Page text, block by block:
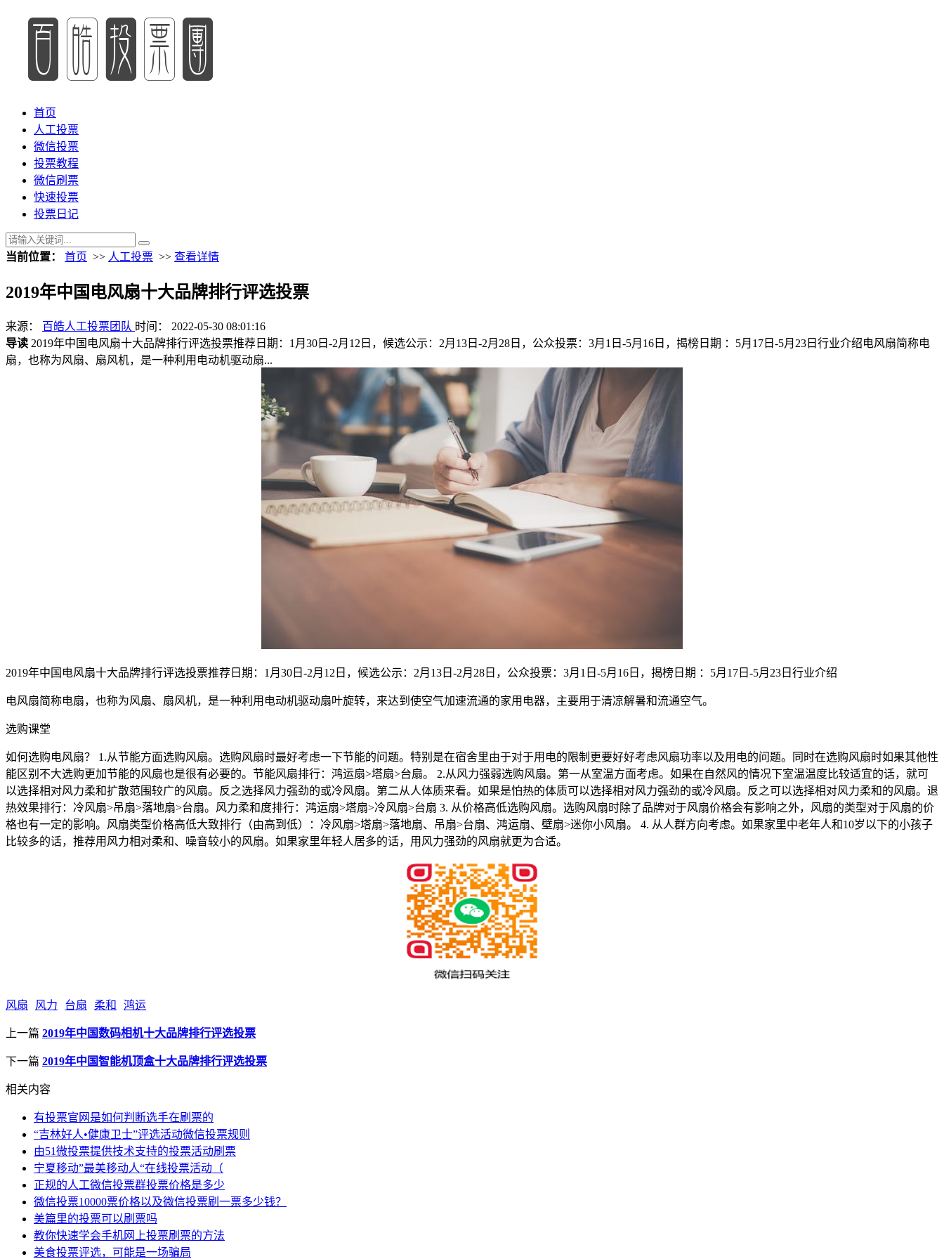
首页
人工投票
微信投票
投票教程
微信刷票
快速投票
投票日记
当前位置： 首页 >> 人工投票 >> 查看详情
2019年中国电风扇十大品牌排行评选投票
来源： 百皓人工投票团队 时间： 2022-05-30 08:01:16
导读 2019年中国电风扇十大品牌排行评选投票推荐日期：1月30日-2月12日，候选公示：2月13日-2月28日，公众投票：3月1日-5月16日，揭榜日期 ：5月17日-5月23日行业介绍电风扇简称电
扇，也称为风扇、扇风机，是一种利用电动机驱动扇...
2019年中国电风扇十大品牌排行评选投票推荐日期：1月30日-2月12日，候选公示：2月13日-2月28日，公众投票：3月1日-5月16日，揭榜日期 ：5月17日-5月23日行业介绍
电风扇简称电扇，也称为风扇、扇风机，是一种利用电动机驱动扇叶旋转，来达到使空气加速流通的家用电器，主要用于清凉解暑和流通空气。
选购课堂
如何选购电风扇？ 1.从节能方面选购风扇。选购风扇时最好考虑一下节能的问题。特别是在宿舍里由于对于用电的限制更要好好考虑风扇功率以及用电的问题。同时在选购风扇时如果其他性
能区别不大选购更加节能的风扇也是很有必要的。节能风扇排行：鸿运扇>塔扇>台扇。 2.从风力强弱选购风扇。第一从室温方面考虑。如果在自然风的情况下室温温度比较适宜的话，就可
以选择相对风力柔和扩散范围较广的风扇。反之选择风力强劲的或冷风扇。第二从人体质来看。如果是怕热的体质可以选择相对风力强劲的或冷风扇。反之可以选择相对风力柔和的风扇。退
热效果排行：冷风扇>吊扇>落地扇>台扇。风力柔和度排行：鸿运扇>塔扇>冷风扇>台扇 3. 从价格高低选购风扇。选购风扇时除了品牌对于风扇价格会有影响之外，风扇的类型对于风扇的价
格也有一定的影响。风扇类型价格高低大致排行（由高到低）：冷风扇>塔扇>落地扇、吊扇>台扇、鸿运扇、壁扇>迷你小风扇。 4. 从人群方向考虑。如果家里中老年人和10岁以下的小孩子
比较多的话，推荐用风力相对柔和、噪音较小的风扇。如果家里年轻人居多的话，用风力强劲的风扇就更为合适。
风扇 风力 台扇 柔和 鸿运
上一篇 2019年中国数码相机十大品牌排行评选投票
下一篇 2019年中国智能机顶盒十大品牌排行评选投票
相关内容
有投票官网是如何判断选手在刷票的
“吉林好人•健康卫士”评选活动微信投票规则
由51微投票提供技术支持的投票活动刷票
宁夏移动”最美移动人“在线投票活动（
正规的人工微信投票群投票价格是多少
微信投票10000票价格以及微信投票刷一票多少钱？
美篇里的投票可以刷票吗
教你快速学会手机网上投票刷票的方法
美食投票评选，可能是一场骗局